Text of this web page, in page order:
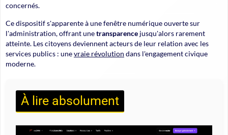
concernés.
Ce dispositif s'apparente à unefenêtre numériqueouverte sur
l'administration, offrant unetransparence jusqu'alors rarement
atteinte. Les citoyens deviennent acteurs de leur relation avec les
services publics : unevraie révolution dans l'engagement civique
moderne.
À lire absolument